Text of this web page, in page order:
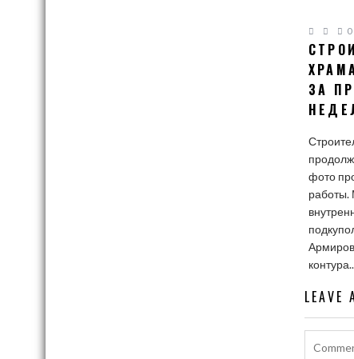
0
ЗА
фото
работы.
LEAVE